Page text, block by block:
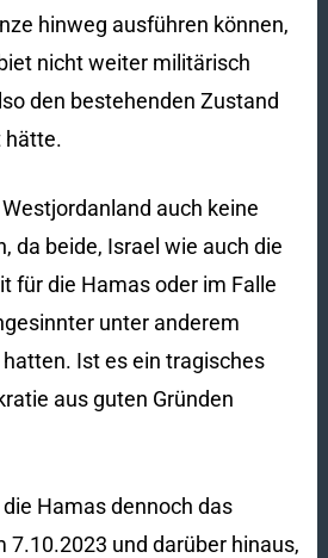
hinweg ausführen können,
nicht weiter militärisch
den bestehenden Zustand
hätte.
auch keine
da beide, Israel wie auch die
für die Hamas oder im Falle
unter anderem
Ist es ein tragisches
aus guten Gründen
Hamas dennoch das
7.10.2023 und darüber hinaus,